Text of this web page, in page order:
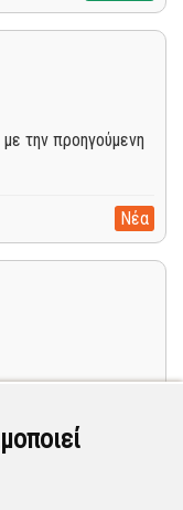
την προηγούμενη
Νέα